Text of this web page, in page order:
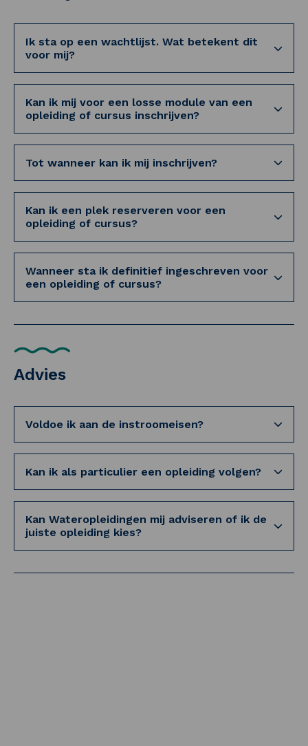
Ik sta op een wachtlijst. Wat betekent dit
voor mij?
Kan ik mij voor een losse module van een
opleiding of cursus inschrijven?
Tot wanneer kan ik mij inschrijven?
Kan ik een plek reserveren voor een
opleiding of cursus?
Wanneer sta ik definitief ingeschreven voor
een opleiding of cursus?
Advies
Voldoe ik aan de instroomeisen?
Kan ik als particulier een opleiding volgen?
Kan Wateropleidingen mij adviseren of ik de
juiste opleiding kies?